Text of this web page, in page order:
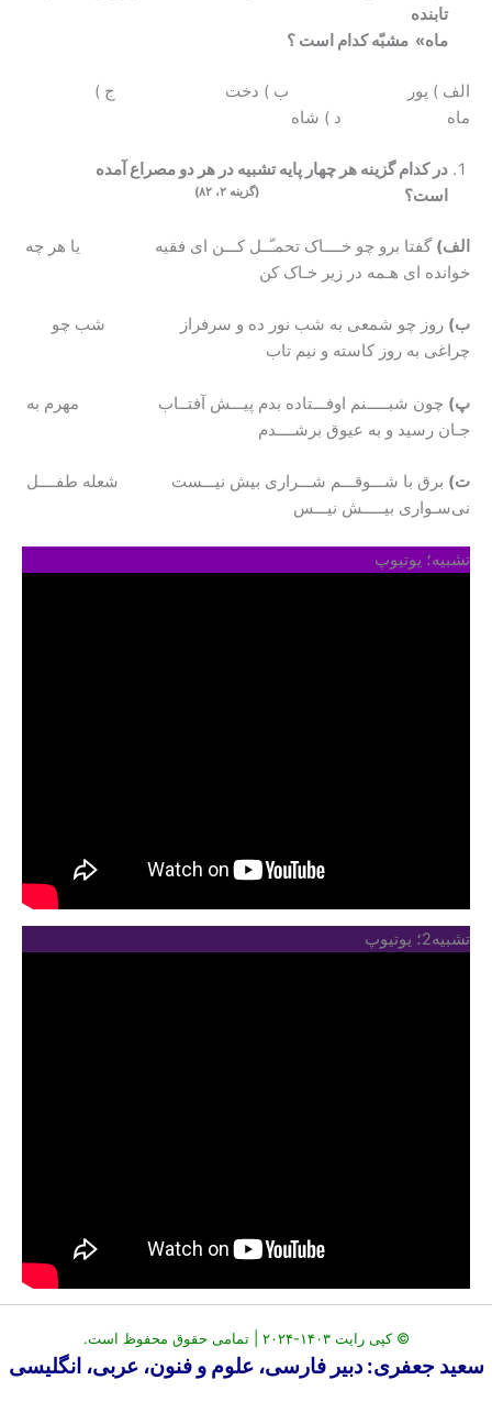
تابنده
ماه» مشبّه کدام است ؟
الف ) پور ب ) دخت ج )
ماه د ) شاه
در کدام گزینه هر چهار پایه تشبیه در هر دو مصراع آمده
است؟
(گزینه ۲، ۸۲)
الف) گفتا برو چو خــــاک تحمـّــل کـــن ای فقیه یا هر چه
خوانده ای هـمه در زیر خـاک کن
ب) روز چو شمعی به شب نور ده و سرفراز شب چو
چراغی به روز کاسته و نیم تاب
پ) چون شبـــــنم اوفـــتاده بدم پیـــش آفتــاب مهرم به
جـان رسید و به عیوق برشــــدم
ت) برق با شـــوقـــم شـــراری بیش نیـــست شعله طفــــل
نی‌سـواری بیـــــش نیـــس
تشبیه؛ یوتیوپ
تشبیه2؛ یوتیوپ
© کپی رایت ۱۴۰۳-۲۰۲۴ | تمامی حقوق محفوظ است.
سعید جعفری: دبیر فارسی، علوم و فنون، عربی، انگلیسی